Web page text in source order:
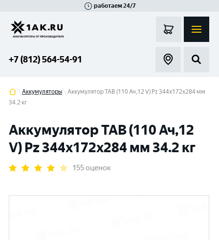
работаем 24/7
+7 (812) 564-54-91
Аккумуляторы
Аккумулятор TAB (110 Ач,12 V) Pz 344x172x284 мм
34.2 кг
Аккумулятор TAB (110 Ач,12
V) Pz 344x172x284 мм 34.2 кг
155 оценок
Гатчина